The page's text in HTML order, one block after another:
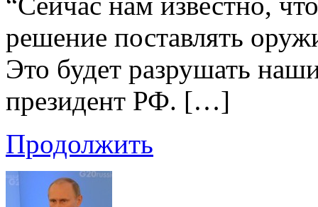
решение поставлять
Это будет разрушать
президент РФ. […]
Продолжить